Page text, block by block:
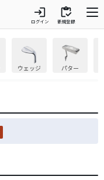
login
ログイン
inventory
新規登録
ウェッジ パター